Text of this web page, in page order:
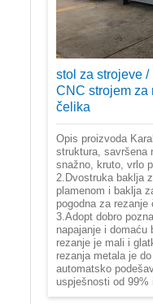
stol za strojeve
CNC strojem za
čelika
Opis proizvoda
struktura, savršena
snažno, kruto, vrlo
2.Dvostruka baklja
plamenom i baklja
pogodna za
3.Adopt dobro
napajanje i domaću
rezanje je mali i
rezanja metala je
automatsko
uspješnosti od